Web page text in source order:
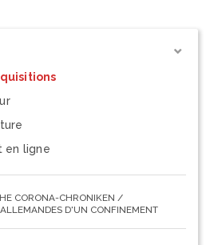
en ligne
CORONA-CHRONIKEN /
D'UN CONFINEMENT